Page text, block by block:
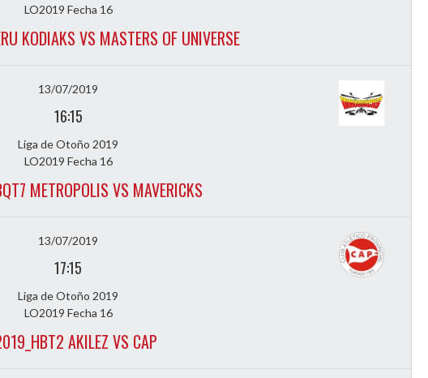
LO2019 Fecha 16
KODIAKS VS MASTERS OF UNIVERSE
13/07/2019
16:15
Liga de Otoño 2019
LO2019 Fecha 16
METROPOLIS VS MAVERICKS
13/07/2019
17:15
Liga de Otoño 2019
LO2019 Fecha 16
AKILEZ VS CAP